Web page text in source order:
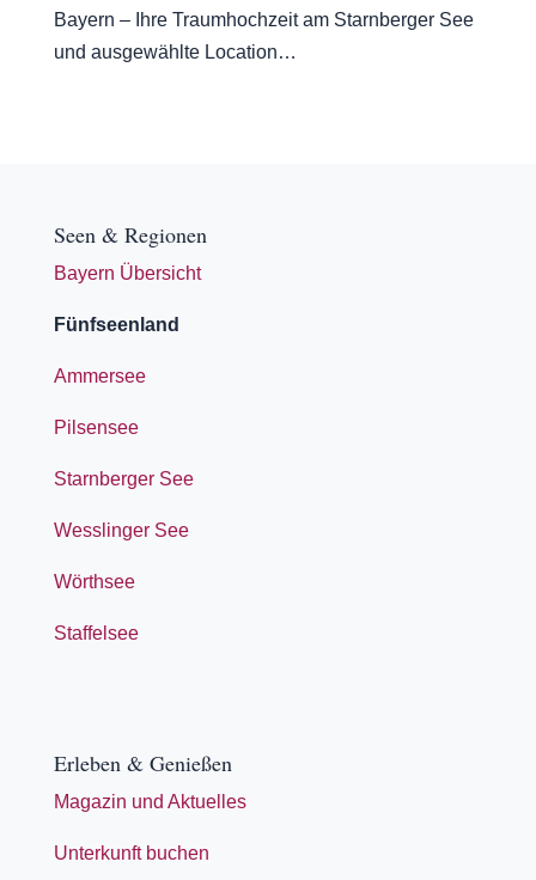
Bayern – Ihre Traumhochzeit am Starnberger See
und ausgewählte Location…
Seen & Regionen
Bayern Übersicht
Fünfseenland
Ammersee
Pilsensee
Starnberger See
Wesslinger See
Wörthsee
Staffelsee
Erleben & Genießen
Magazin und Aktuelles
Unterkunft buchen